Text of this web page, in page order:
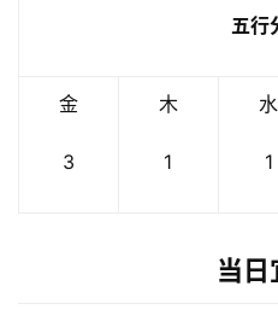
五行
金
3
木
1
水
1
当日